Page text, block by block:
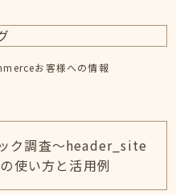
お客様への情報
ク調査～header_site
使い方と活用例